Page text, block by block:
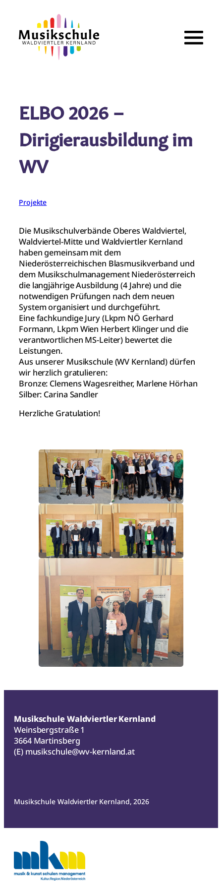
springen
ELBO 2026 –
Dirigierausbildung im
WV
Projekte
Die Musikschulverbände Oberes Waldviertel,
Waldviertel-Mitte und Waldviertler Kernland
haben gemeinsam mit dem
Niederösterreichischen Blasmusikverband und
dem Musikschulmanagement Niederösterreich
die langjährige Ausbildung (4 Jahre) und die
notwendigen Prüfungen nach dem neuen
System organisiert und durchgeführt.
Eine fachkundige Jury (Lkpm NÖ Gerhard
Formann, Lkpm Wien Herbert Klinger und die
verantwortlichen MS-Leiter) bewertet die
Leistungen.
Aus unserer Musikschule (WV Kernland) dürfen
wir herzlich gratulieren:
Bronze: Clemens Wagesreither, Marlene Hörhan
Silber: Carina Sandler
Herzliche Gratulation!
Musikschule Waldviertler Kernland
Weinsbergstraße 1
3664 Martinsberg
(E) musikschule@wv-kernland.at
Musikschule Waldviertler Kernland, 2026